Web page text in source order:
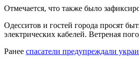
Отмечается, что также было
Одесситов и гостей города просят
электрических кабелей. Ветреная
Ранее спасатели предупреждали